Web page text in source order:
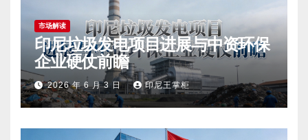
市场解读
印尼垃圾发电项目进展与中资环保
企业硬仗前瞻
2026 年 6 月 3 日 印尼王掌柜